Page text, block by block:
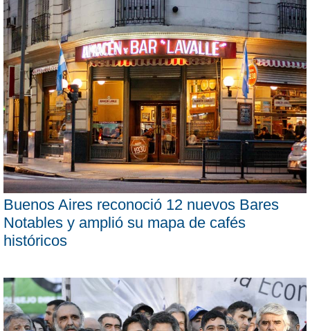
Buenos Aires reconoció 12 nuevos Bares
Notables y amplió su mapa de cafés
históricos